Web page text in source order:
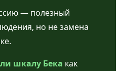
— полезный
но не замена
шкалу Бека как